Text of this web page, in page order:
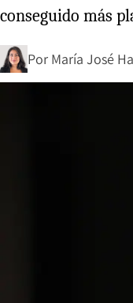
conseguido más
Por María José